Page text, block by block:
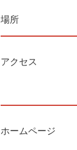
場所
アクセス
ホームページ